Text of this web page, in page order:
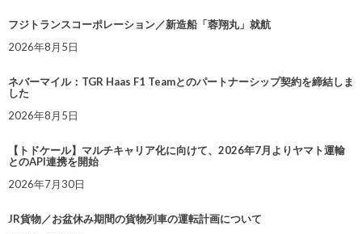
フジトランスコーポレーション／新造船「蓉翔丸」就航
2026年8月5日
ネバーマイル：TGR Haas F1 Teamとのパートナーシップ契約を締結しま
した
2026年8月5日
【トドケール】マルチキャリア化に向けて、2026年7月よりヤマト運輸
とのAPI連携を開始
2026年7月30日
JR貨物／お盆休み期間の貨物列車の運転計画について